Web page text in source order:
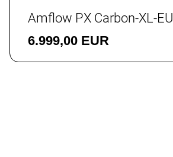
Amflow PX Carbon-XL-EU
6.999,00 EUR